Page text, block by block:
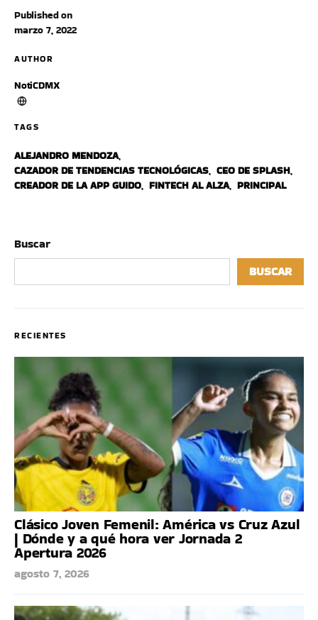
Published on
marzo 7, 2022
AUTHOR
NotiCDMX
TAGS
ALEJANDRO MENDOZA,
CAZADOR DE TENDENCIAS TECNOLÓGICAS, CEO DE SPLASH,
CREADOR DE LA APP GUIDO, FINTECH AL ALZA, PRINCIPAL
Buscar
BUSCAR
RECIENTES
Clásico Joven Femenil: América vs Cruz Azul
| Dónde y a qué hora ver Jornada 2
Apertura 2026
agosto 7, 2026